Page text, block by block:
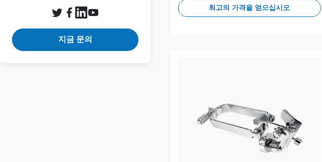
지금 문의
임상 안전성과 정확성을 위해 100회 이상의
오토클레이브 주기를 지원합니다.
최고의 가격을 얻으십시오